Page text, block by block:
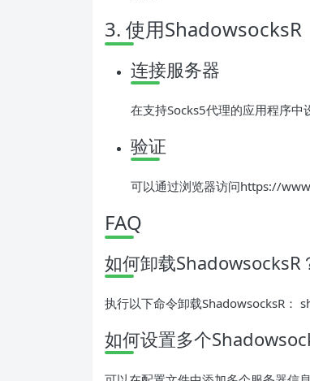
3. 使用ShadowsocksR
连接服务器
在支持Socks5代理的应用程序中
验证
可以通过浏览器访问https://
FAQ
如何卸载ShadowsocksR
执行以下命令卸载ShadowsocksR
如何设置多个